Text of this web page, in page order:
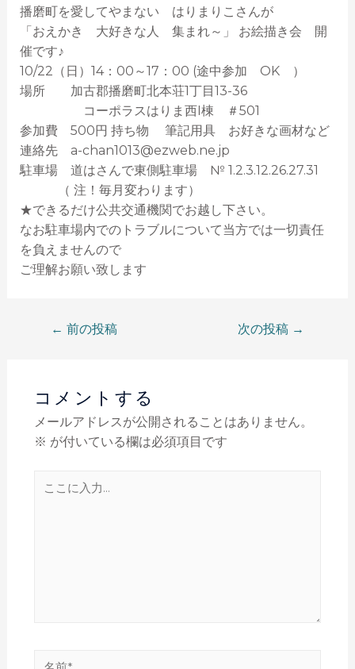
播磨町を愛してやまない はりまりこさんが
「おえかき 大好きな人 集まれ～」 お絵描き会 開
催です♪
10/22（日）14：00～17：00 (途中参加 OK ）
場所 加古郡播磨町北本荘1丁目13-36
コーポラスはりま西I棟 ＃501
参加費 500円 持ち物 筆記用具 お好きな画材など
連絡先 a-chan1013@ezweb.ne.jp
駐車場 道はさんで東側駐車場 № 1.2.3.12.26.27.31
（ 注！毎月変わります）
★できるだけ公共交通機関でお越し下さい。
なお駐車場内でのトラブルについて当方では一切責任
を負えませんので
ご理解お願い致します
← 前の投稿 次の投稿 →
コメントする
メールアドレスが公開されることはありません。
※ が付いている欄は必須項目です